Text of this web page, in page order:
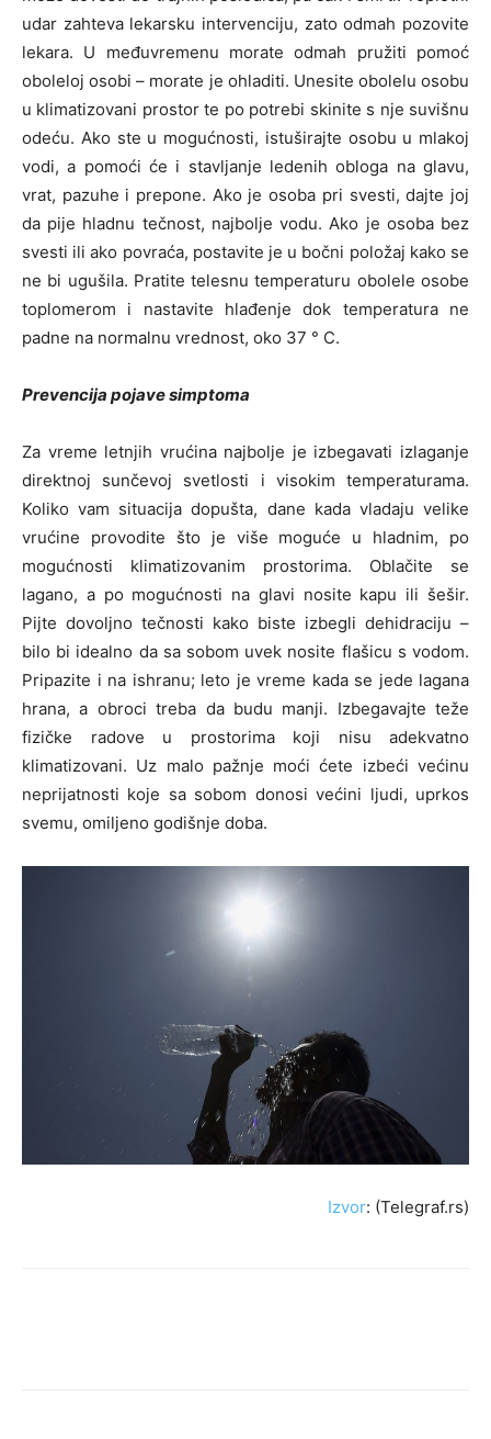
udar zahteva lekarsku intervenciju, zato odmah pozovite
lekara. U međuvremenu morate odmah pružiti pomoć
oboleloj osobi – morate je ohladiti. Unesite obolelu osobu
u klimatizovani prostor te po potrebi skinite s nje suvišnu
odeću. Ako ste u mogućnosti, istuširajte osobu u mlakoj
vodi, a pomoći će i stavljanje ledenih obloga na glavu,
vrat, pazuhe i prepone. Ako je osoba pri svesti, dajte joj
da pije hladnu tečnost, najbolje vodu. Ako je osoba bez
svesti ili ako povraća, postavite je u bočni položaj kako se
ne bi ugušila. Pratite telesnu temperaturu obolele osobe
toplomerom i nastavite hlađenje dok temperatura ne
padne na normalnu vrednost, oko 37 ° C.
Prevencija pojave simptoma
Za vreme letnjih vrućina najbolje je izbegavati izlaganje
direktnoj sunčevoj svetlosti i visokim temperaturama.
Koliko vam situacija dopušta, dane kada vladaju velike
vrućine provodite što je više moguće u hladnim, po
mogućnosti klimatizovanim prostorima. Oblačite se
lagano, a po mogućnosti na glavi nosite kapu ili šešir.
Pijte dovoljno tečnosti kako biste izbegli dehidraciju –
bilo bi idealno da sa sobom uvek nosite flašicu s vodom.
Pripazite i na ishranu; leto je vreme kada se jede lagana
hrana, a obroci treba da budu manji. Izbegavajte teže
fizičke radove u prostorima koji nisu adekvatno
klimatizovani. Uz malo pažnje moći ćete izbeći većinu
neprijatnosti koje sa sobom donosi većini ljudi, uprkos
svemu, omiljeno godišnje doba.
Izvor: (Telegraf.rs)